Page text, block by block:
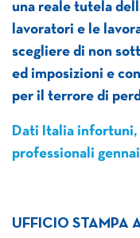
una reale tutela
lavoratori e le
scegliere di non
ed imposizioni e
per il terrore di
Dati Italia
professionali
UFFICIO STAMPA